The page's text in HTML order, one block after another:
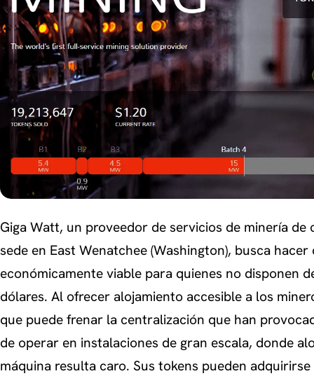
Giga Watt, un proveedor de servicios de minería
sede en East Wenatchee (Washington), busca
económicamente viable para quienes no disponen
dólares. Al ofrecer alojamiento accesible a los
que puede frenar la centralización que han
de operar en instalaciones de gran escala, donde
máquina resulta caro. Sus tokens pueden